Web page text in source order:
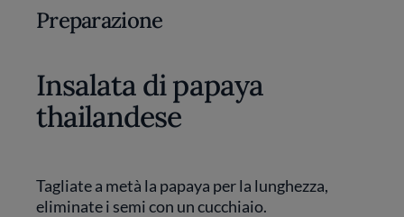
Preparazione
Insalata di papaya
thailandese
Tagliate a metà la papaya per la lunghezza,
eliminate i semi con un cucchiaio.